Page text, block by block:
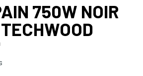
750W NOIR